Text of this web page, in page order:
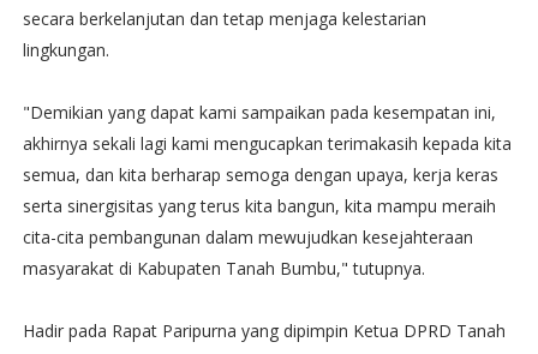
secara berkelanjutan dan tetap menjaga kelestarian
lingkungan.
"Demikian yang dapat kami sampaikan pada kesempatan ini,
akhirnya sekali lagi kami mengucapkan terimakasih kepada kita
semua, dan kita berharap semoga dengan upaya, kerja keras
serta sinergisitas yang terus kita bangun, kita mampu meraih
cita-cita pembangunan dalam mewujudkan kesejahteraan
masyarakat di Kabupaten Tanah Bumbu," tutupnya.
Hadir pada Rapat Paripurna yang dipimpin Ketua DPRD Tanah